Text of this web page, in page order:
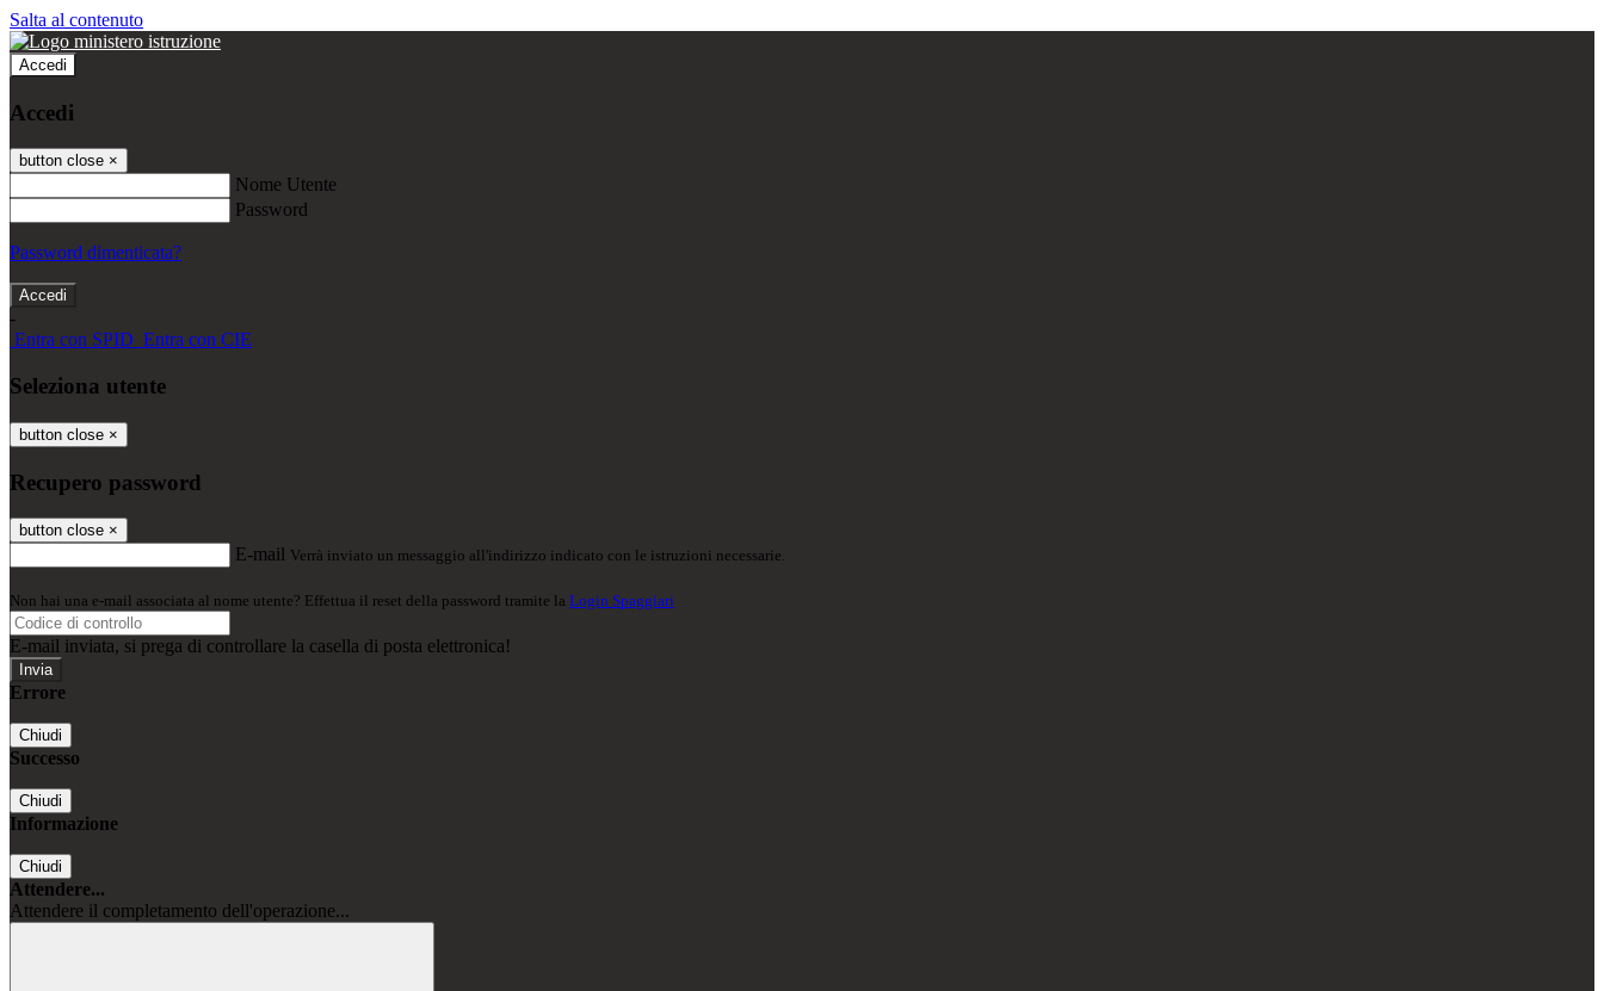
Salta al contenuto
Accedi
Accedi
button close ×
Nome Utente
Password
Password dimenticata?
-
Entra con SPID Entra con CIE
Seleziona utente
button close ×
Recupero password
button close ×
E-mail Verrà inviato un messaggio all'indirizzo indicato con le istruzioni necessarie.
Non hai una e-mail associata al nome utente? Effettua il reset della password tramite la Login Spaggiari
E-mail inviata, si prega di controllare la casella di posta elettronica!
Errore
Chiudi
Successo
Chiudi
Informazione
Chiudi
Attendere...
Attendere il completamento dell'operazione...